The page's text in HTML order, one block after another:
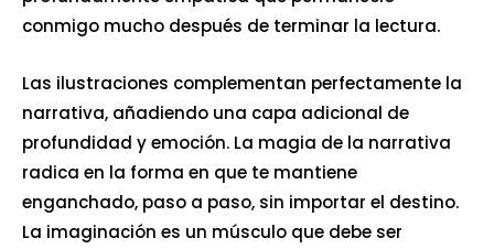
conmigo mucho después de terminar la lectura.
Las ilustraciones complementan perfectamente la
narrativa, añadiendo una capa adicional de
profundidad y emoción. La magia de la narrativa
radica en la forma en que te mantiene
enganchado, paso a paso, sin importar el destino.
La imaginación es un músculo que debe ser